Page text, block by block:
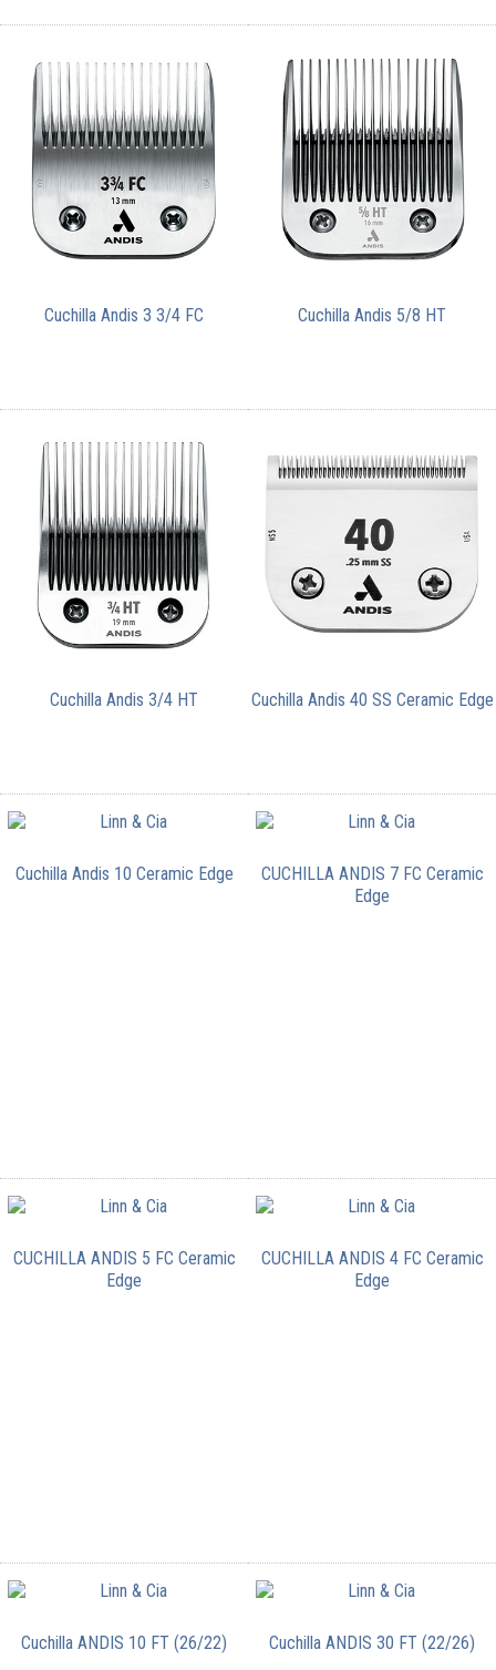
Cuchilla Andis 3 3/4 FC Cuchilla Andis 5/8 HT
Cuchilla Andis 3/4 HT Cuchilla Andis 40 SS Ceramic Edge
Cuchilla Andis 10 Ceramic Edge
CUCHILLA ANDIS 7 FC Ceramic
Edge
CUCHILLA ANDIS 5 FC Ceramic
Edge
CUCHILLA ANDIS 4 FC Ceramic
Edge
Cuchilla ANDIS 10 FT (26/22) Cuchilla ANDIS 30 FT (22/26)